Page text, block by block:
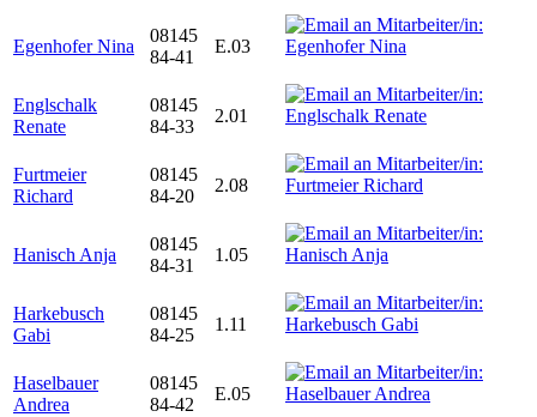
Egenhofer Nina
08145
84-41
E.03
Englschalk
Renate
08145
84-33
2.01
Furtmeier
Richard
08145
84-20
2.08
Hanisch Anja
08145
84-31
1.05
Harkebusch
Gabi
08145
84-25
1.11
Haselbauer
Andrea
08145
84-42
E.05